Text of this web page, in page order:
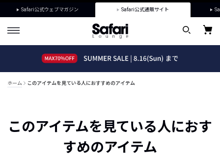
Safari公式ウェブマガジン Safari公式通販サイト
ホーム このアイテムを見ている人におすすめのアイテム
このアイテムを見ている人におす
すめのアイテム